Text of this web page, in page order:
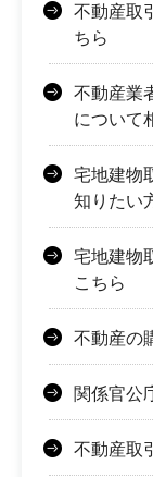
不動産取
ちら
不動産業
について
宅地建物
知りたい
宅地建物
こちら
不動産の
関係官公
不動産取